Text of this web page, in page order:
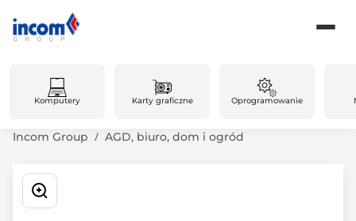
Komputery Karty graficzne Oprogramowanie
Incom Group AGD, biuro, dom i ogród